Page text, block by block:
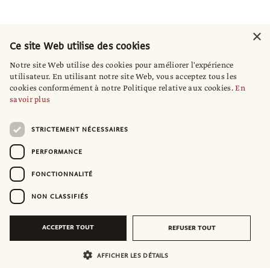
×
Ce site Web utilise des cookies
Notre site Web utilise des cookies pour améliorer l'expérience
utilisateur. En utilisant notre site Web, vous acceptez tous les
cookies conformément à notre Politique relative aux cookies.En
savoir plus
STRICTEMENT NÉCESSAIRES
PERFORMANCE
FONCTIONNALITÉ
NON CLASSIFIÉS
ACCEPTER TOUT REFUSER TOUT
AFFICHER LES DÉTAILS